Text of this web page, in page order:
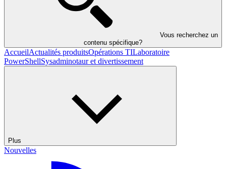
Vous recherchez un
contenu spécifique?
AccueilActualités produitsOpérations TILaboratoire
PowerShellSysadminotaur et divertissement
Plus
Nouvelles